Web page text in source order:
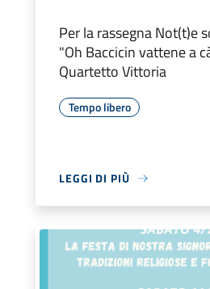
Per la rassegna Not(t)e
"Oh Baccicin vattene a
Quartetto Vittoria
Tempo libero
LEGGI DI PIÙ